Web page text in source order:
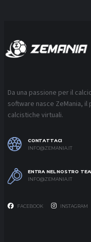
Da una passione per il
software nasce ZeMania,
calcistiche virtuali.
CONTATTACI
INFO@ZEMANIA.IT
ENTRA NEL NOSTRO
INFO@ZEMANIA.IT
FACEBOOK INSTAGRAM